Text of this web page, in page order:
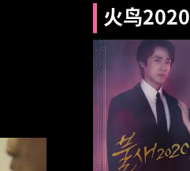
火鸟2020